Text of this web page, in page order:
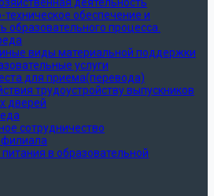
обеспечение и
образовательного процесса.
виды материальной поддержки
услуги
для приема(перевода)
трудоустройству выпускников
дверей
сотрудничество
в образовательной